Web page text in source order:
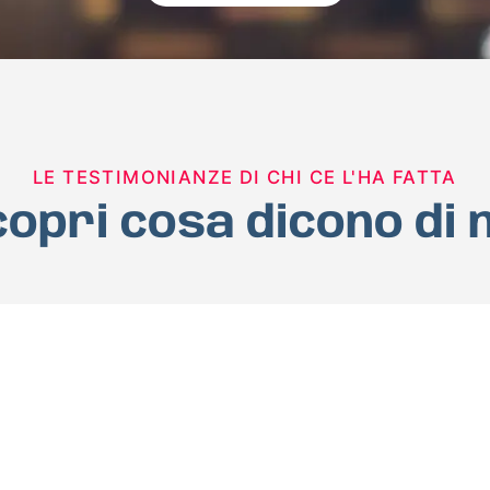
LE TESTIMONIANZE DI CHI CE L'HA FATTA
cosa dicono di